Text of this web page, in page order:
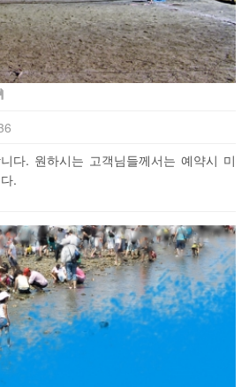
다. 원하시는 고객님들께서는 예약시 미
.